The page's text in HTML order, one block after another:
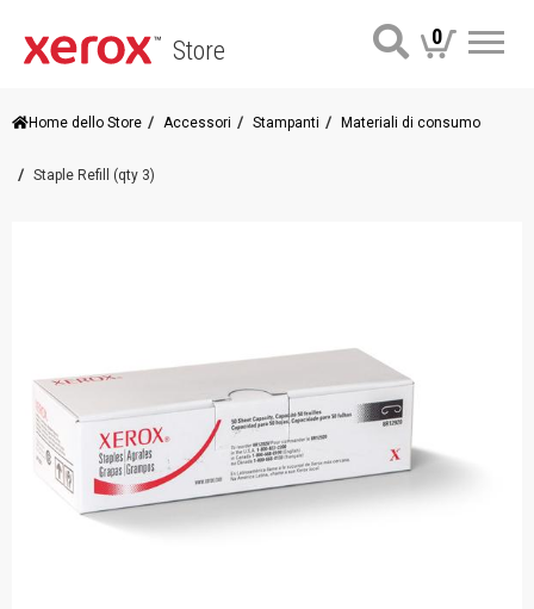
Store 0
Home dello Store Accessori Stampanti Materiali di consumo
Staple Refill (qty 3)